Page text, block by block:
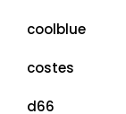
coolblue
costes
d66